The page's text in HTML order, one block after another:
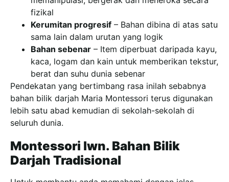
fizikal
Kerumitan progresif – Bahan dibina di atas satu
sama lain dalam urutan yang logik
Bahan sebenar – Item diperbuat daripada kayu,
kaca, logam dan kain untuk memberikan tekstur,
berat dan suhu dunia sebenar
Pendekatan yang bertimbang rasa inilah sebabnya
bahan bilik darjah Maria Montessori terus digunakan
lebih satu abad kemudian di sekolah-sekolah di
seluruh dunia.
Montessori lwn. Bahan Bilik
Darjah Tradisional